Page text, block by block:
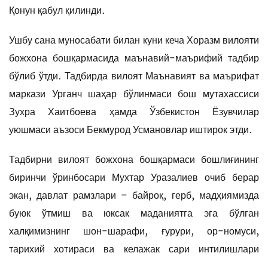
Қонун қабул қилинди.
Ушбу сана муносабати билан куни кеча Хоразм вилояти
божхона бошқармасида маънавий-маърифий тадбир
бўлиб ўтди. Тадбирда вилоят Маънавият ва маърифат
маркази Урганч шаҳар бўлинмаси бош мутахассиси
Зухра Хаитбоева ҳамда Ўзбекистон Ёзувчилар
уюшмаси аъзоси Бекмурод Усмановлар иштирок этди.
Тадбирни вилоят божхона бошқармаси бошлиғининг
биринчи ўринбосари Мухтар Уразалиев очиб берар
экан, давлат рамзлари – байроқ, герб, мадҳиямизда
буюк ўтмиш ва юксак маданиятга эга бўлган
халқимизнинг шон-шарафи, ғурури, ор-номуси,
тарихий хотираси ва келажак сари интилишлари